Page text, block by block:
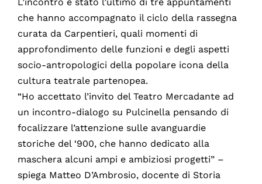
che hanno accompagnato il ciclo della rassegna
curata da Carpentieri, quali momenti di
approfondimento delle funzioni e degli aspetti
socio-antropologici della popolare icona della
cultura teatrale partenopea.
“Ho accettato l’invito del Teatro Mercadante ad
un incontro-dialogo su Pulcinella pensando di
focalizzare l’attenzione sulle avanguardie
storiche del ‘900, che hanno dedicato alla
maschera alcuni ampi e ambiziosi progetti” –
spiega Matteo D’Ambrosio, docente di Storia